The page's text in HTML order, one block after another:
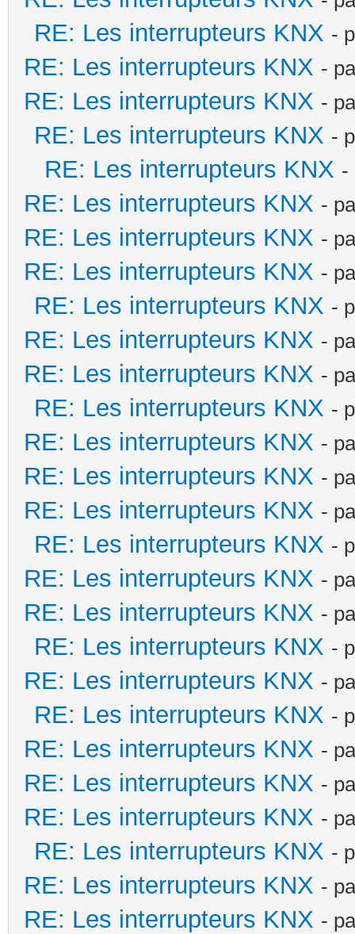
RE: Les interrupteurs KNX -
RE: Les interrupteurs KNX -
RE: Les interrupteurs KNX -
RE: Les interrupteurs KNX -
RE: Les interrupteurs KNX -
RE: Les interrupteurs KNX -
RE: Les interrupteurs KNX -
RE: Les interrupteurs KNX -
RE: Les interrupteurs KNX -
RE: Les interrupteurs KNX -
RE: Les interrupteurs KNX -
RE: Les interrupteurs KNX -
RE: Les interrupteurs KNX -
RE: Les interrupteurs KNX -
RE: Les interrupteurs KNX -
RE: Les interrupteurs KNX -
RE: Les interrupteurs KNX -
RE: Les interrupteurs KNX -
RE: Les interrupteurs KNX -
RE: Les interrupteurs KNX -
RE: Les interrupteurs KNX -
RE: Les interrupteurs KNX -
RE: Les interrupteurs KNX -
RE: Les interrupteurs KNX -
RE: Les interrupteurs KNX -
RE: Les interrupteurs KNX -
RE: Les interrupteurs KNX -